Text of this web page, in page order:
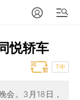
悦轿车
T中
会。3月18日，